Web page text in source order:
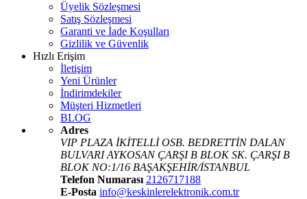
Üyelik Sözleşmesi
Satış Sözleşmesi
Garanti ve İade Koşulları
Gizlilik ve Güvenlik
Hızlı Erişim
İletişim
Yeni Ürünler
İndirimdekiler
Müşteri Hizmetleri
BLOG
Adres
VIP PLAZA İKİTELLİ OSB. BEDRETTİN DALAN
BULVARI AYKOSAN ÇARŞI B BLOK SK. ÇARŞI B
BLOK NO:1/16 BAŞAKŞEHİR/İSTANBUL
Telefon Numarası 2126717188
E-Posta info@keskinlerelektronik.com.tr